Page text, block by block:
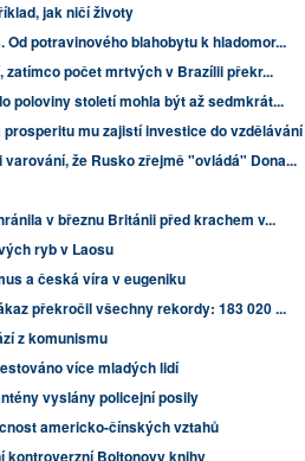
jak ničí životy
potravinového blahobytu k hladomor...
počet mrtvých v Brazílii překr...
poloviny století mohla být až sedmkrát...
prosperitu mu zajistí investice do vzdělávání
že Rusko zřejmě "ovládá" Dona...
v březnu Británii před krachem v...
ryb v Laosu
a česká víra v eugeniku
překročil všechny rekordy: 183 020 ...
z komunismu
více mladých lidí
vyslány policejní posily
americko-čínských vztahů
kontroverzní Boltonovy knihy